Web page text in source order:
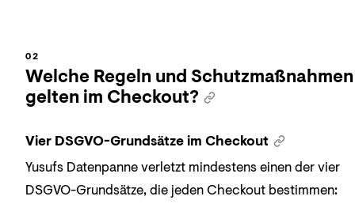
Welche Regeln und Schutzmaßnahmen
gelten im Checkout?
Vier DSGVO-Grundsätze im Checkout
Yusufs Datenpanne verletzt mindestens einen der vier
DSGVO-Grundsätze, die jeden Checkout bestimmen: